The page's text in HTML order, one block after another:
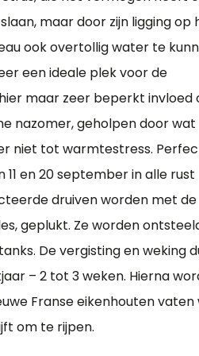
waar
maar door zijn ligging op
ook overtollig water te
een ideale plek voor de
maar zeer beperkt invloed
nazomer, geholpen door wat
niet tot warmtestress.
en 20 september in alle rust
druiven worden met de
geplukt. Ze worden
De vergisting en weking
– 2 tot 3 weken. Hierna
Franse eikenhouten vaten
om te rijpen.